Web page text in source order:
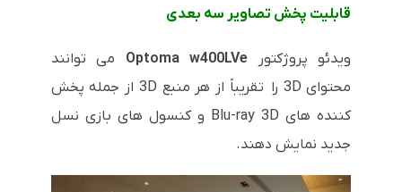
قابلیت پخش تصاویر سه بعدی
ویدئو پروژکتورOptoma w400LVe می توانند
محتوای 3D را تقریباً از هر منبع 3D از جمله پخش
کننده های Blu-ray 3D و کنسول های بازی نسل
جدید نمایش دهند.